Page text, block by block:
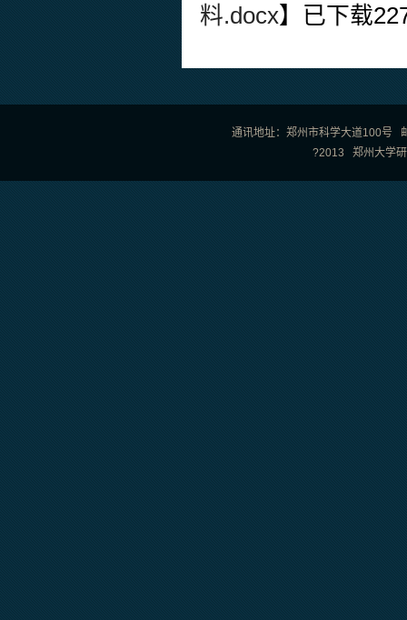
料.docx】已下载
通讯地址：郑州市科学大道100
?2013 郑州大学